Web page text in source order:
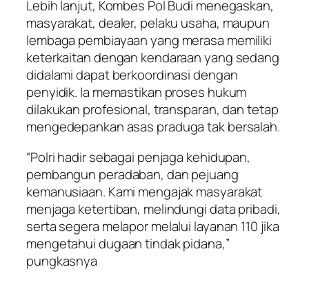
Lebih lanjut, Kombes Pol Budi menegaskan,
masyarakat, dealer, pelaku usaha, maupun
lembaga pembiayaan yang merasa memiliki
keterkaitan dengan kendaraan yang sedang
didalami dapat berkoordinasi dengan
penyidik. Ia memastikan proses hukum
dilakukan profesional, transparan, dan tetap
mengedepankan asas praduga tak bersalah.
“Polri hadir sebagai penjaga kehidupan,
pembangun peradaban, dan pejuang
kemanusiaan. Kami mengajak masyarakat
menjaga ketertiban, melindungi data pribadi,
serta segera melapor melalui layanan 110 jika
mengetahui dugaan tindak pidana,”
pungkasnya